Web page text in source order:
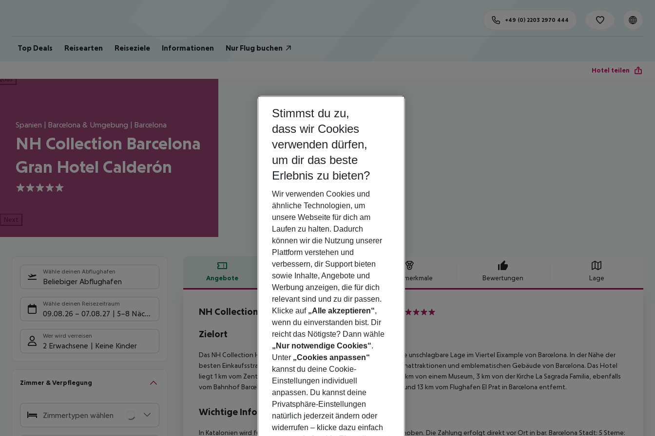
Top Deals Reisearten Reiseziele Informationen Nur Flug buchen
+49 (0) 2203 2970 444
Hotel teilen
Spanien | Barcelona & Umgebung | Barcelona
NH Collection Barcelona
Gran Hotel Calderón
5
Next
Wähle deinen Abflughafen
Beliebiger Abflughafen
Wähle deinen Reisezeitraum
09.08.26 – 07.08.27 5-8 Nächte
Wer wird verreisen
2 Erwachsene Keine Kinder
Zimmer & Verpflegung
Zimmertypen wählen
Angebote Hotelbeschreibung Hotelmerkmale Bewertungen Lage
Hotelbeschreibung
NH Collection Barcelona Gran Hotel Calderón
Zielort
Das NH Collection Hotel Barcelona Gran Hotel Calderón genießt eine unschlagbare Lage im Viertel Eixample von Barcelona. In der Nähe der
besten Einkaufsstraße der Stadt, ist es auch in der Nähe der Touristenattraktionen und emblematischen Gebäude von Barcelona. Das Hotel
liegt 1 km vom Zentrum von Barcelona, ​​ebenfalls von der Rambla, 1,5 km von einem Museum, 3 km von der Kirche La Sagrada Familia, ebenfalls
vom Bahnhof Barcelona Sants, 3,5 km von L''Aquàrium von Barcelona und 13 km vom Flughafen El Prat in Barcelona entfernt.
Wichtige Informationen
In Katalonien wird für Personen ab 16 Jahren eine Tourismussteuer erhoben. Die Zahlung erfolgt direkt vor Ort in bar. Barcelona Stadt: 5 Sterne:
Stimmst du zu,
dass wir Cookies
verwenden dürfen,
um dir das beste
Erlebnis zu bieten?
Wir verwenden Cookies und
ähnliche Technologien, um
unsere Webseite für dich am
Laufen zu halten. Dadurch
können wir die Nutzung unserer
Plattform verstehen und
verbessern, dir Support bieten
sowie Inhalte, Angebote und
Werbung anzeigen, die für dich
relevant sind und zu dir passen.
Klicke auf „Alle akzeptieren“,
wenn du einverstanden bist. Dir
reicht das Nötigste? Dann wähle
„Nur notwendige Cookies“.
Unter „Cookies anpassen“
kannst du deine Cookie-
Einstellungen individuell
anpassen. Du kannst deine
Privatsphäre-Einstellungen
natürlich jederzeit ändern oder
widerrufen – klicke dazu einfach